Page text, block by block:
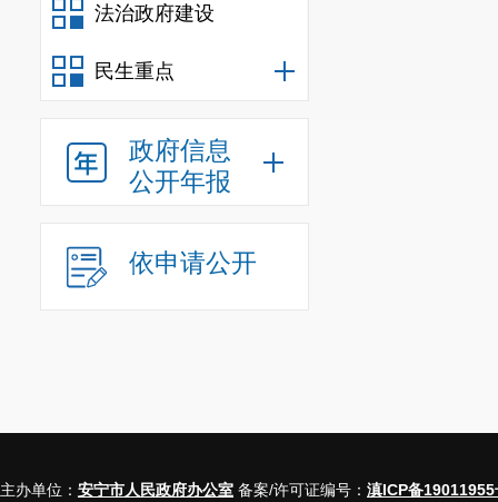
法治政府建设
民生重点
政府信息
公开年报
依申请公开
主办单位： 安宁市人民政府办公室 备案/许可证编号： 滇ICP备